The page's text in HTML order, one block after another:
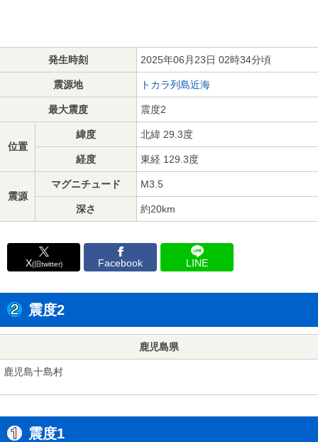
発生時刻 2025年06月23日 02時34分頃
震源地 トカラ列島近海
最大震度 震度2
位置
緯度 北緯 29.3度
経度 東経 129.3度
震源
マグニチュード M3.5
深さ 約20km
X(旧twitter) Facebook LINE
震度2
鹿児島県
鹿児島十島村
震度1